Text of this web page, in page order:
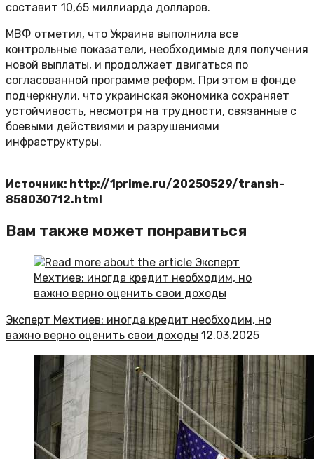
составит 10,65 миллиарда долларов.
МВФ отметил, что Украина выполнила все
контрольные показатели, необходимые для получения
новой выплаты, и продолжает двигаться по
согласованной программе реформ. При этом в фонде
подчеркнули, что украинская экономика сохраняет
устойчивость, несмотря на трудности, связанные с
боевыми действиями и разрушениями
инфраструктуры.
Источник: http://1prime.ru/20250529/transh-
858030712.html
Вам также может понравиться
Эксперт Мехтиев: иногда кредит необходим, но
важно верно оценить свои доходы 12.03.2025